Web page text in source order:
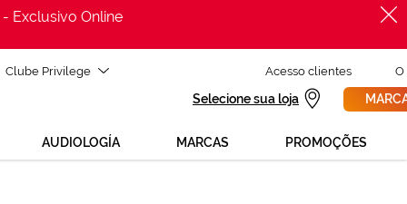
Exclusivo Online
Clube Privilege Acesso clientes O
Selecione sua loja
AUDIOLOGÍA MARCAS PROMOÇÕES